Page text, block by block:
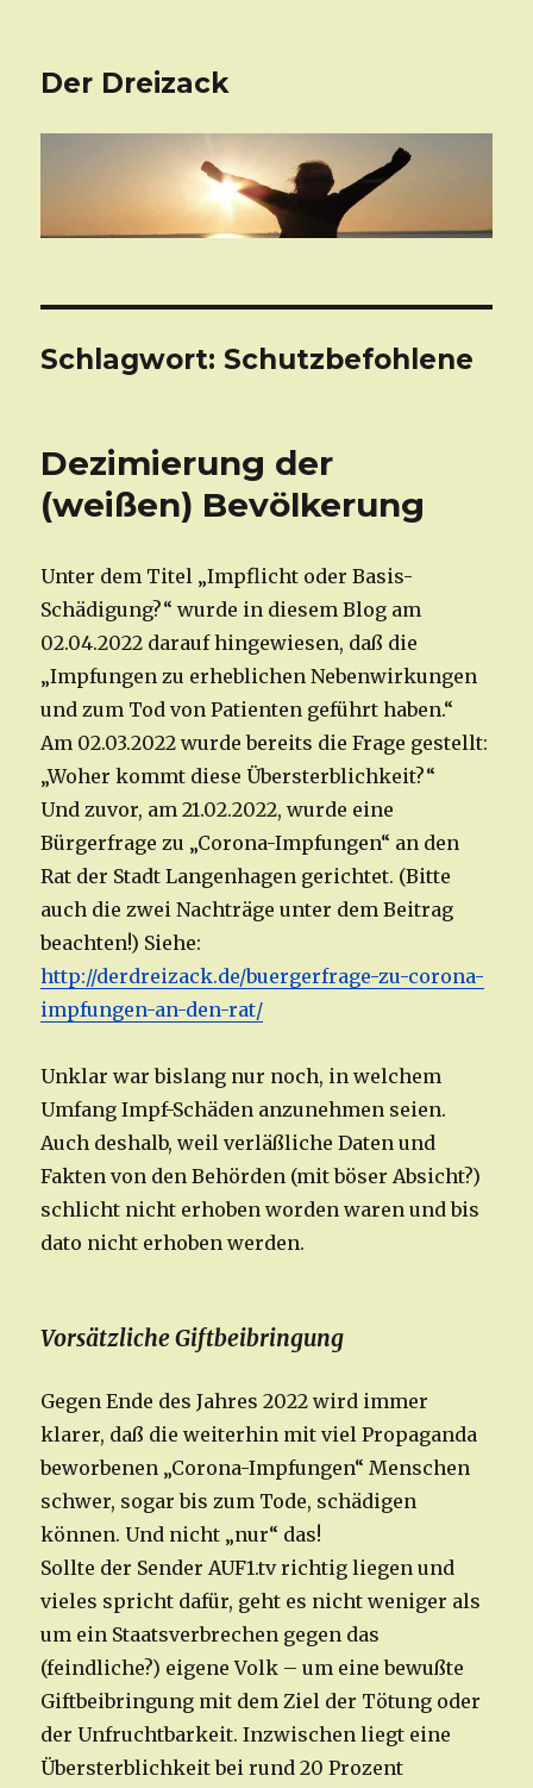
Der Dreizack
Schlagwort: Schutzbefohlene
Dezimierung der
(weißen) Bevölkerung
Unter dem Titel „Impflicht oder Basis-
Schädigung?“ wurde in diesem Blog am
02.04.2022 darauf hingewiesen, daß die
„Impfungen zu erheblichen Nebenwirkungen
und zum Tod von Patienten geführt haben.“
Am 02.03.2022 wurde bereits die Frage gestellt:
„Woher kommt diese Übersterblichkeit?“
Und zuvor, am 21.02.2022, wurde eine
Bürgerfrage zu „Corona-Impfungen“ an den
Rat der Stadt Langenhagen gerichtet. (Bitte
auch die zwei Nachträge unter dem Beitrag
beachten!) Siehe:
http://derdreizack.de/buergerfrage-zu-corona-
impfungen-an-den-rat/
Unklar war bislang nur noch, in welchem
Umfang Impf-Schäden anzunehmen seien.
Auch deshalb, weil verläßliche Daten und
Fakten von den Behörden (mit böser Absicht?)
schlicht nicht erhoben worden waren und bis
dato nicht erhoben werden.
Vorsätzliche Giftbeibringung
Gegen Ende des Jahres 2022 wird immer
klarer, daß die weiterhin mit viel Propaganda
beworbenen „Corona-Impfungen“ Menschen
schwer, sogar bis zum Tode, schädigen
können. Und nicht „nur“ das!
Sollte der Sender AUF1.tv richtig liegen und
vieles spricht dafür, geht es nicht weniger als
um ein Staatsverbrechen gegen das
(feindliche?) eigene Volk – um eine bewußte
Giftbeibringung mit dem Ziel der Tötung oder
der Unfruchtbarkeit. Inzwischen liegt eine
Übersterblichkeit bei rund 20 Prozent